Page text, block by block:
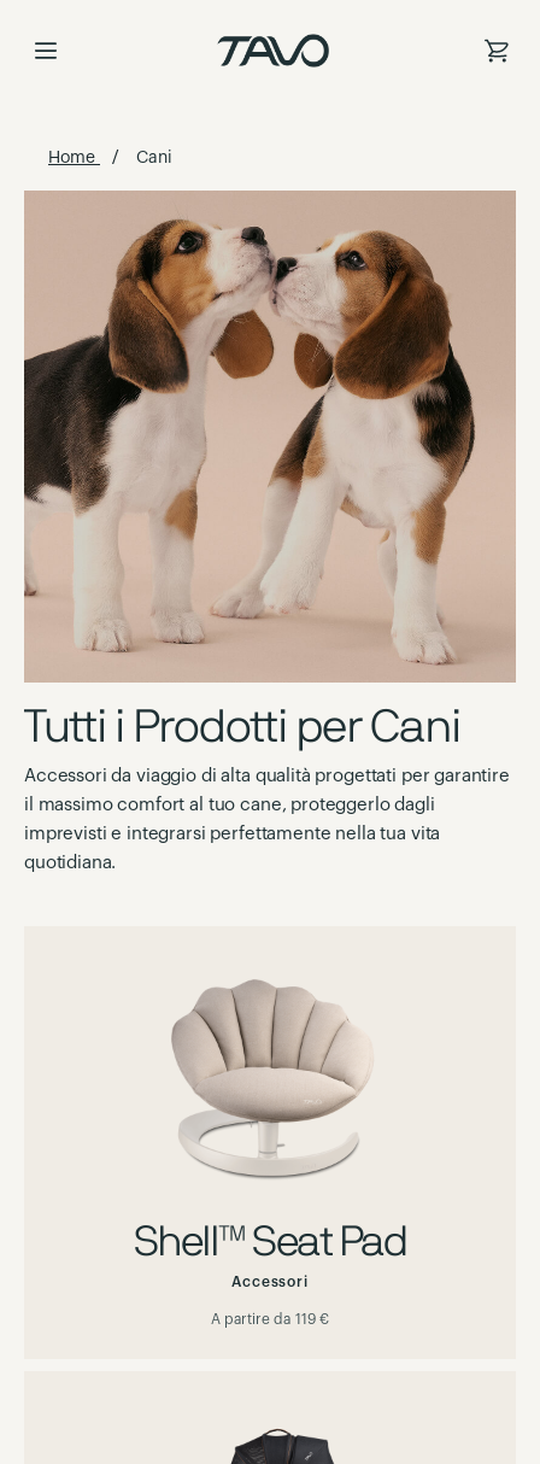
al
Home Cani
Tutti i Prodotti per Cani
Accessori da viaggio di alta qualità progettati per garantire
il massimo comfort al tuo cane, proteggerlo dagli
imprevisti e integrarsi perfettamente nella tua vita
quotidiana.
Shell™ Seat Pad
Accessori
A partire da 119 €